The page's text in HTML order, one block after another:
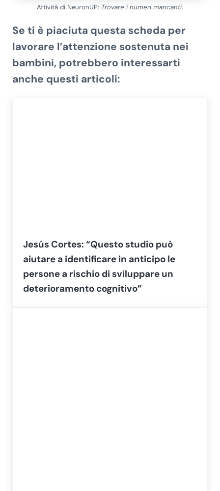
Attività di NeuronUP: Trovare i numeri mancanti.
Se ti è piaciuta questa scheda per
lavorare l’attenzione sostenuta nei
bambini, potrebbero interessarti
anche questi articoli:
Jesús Cortes: “Questo studio può
aiutare a identificare in anticipo le
persone a rischio di sviluppare un
deterioramento cognitivo”